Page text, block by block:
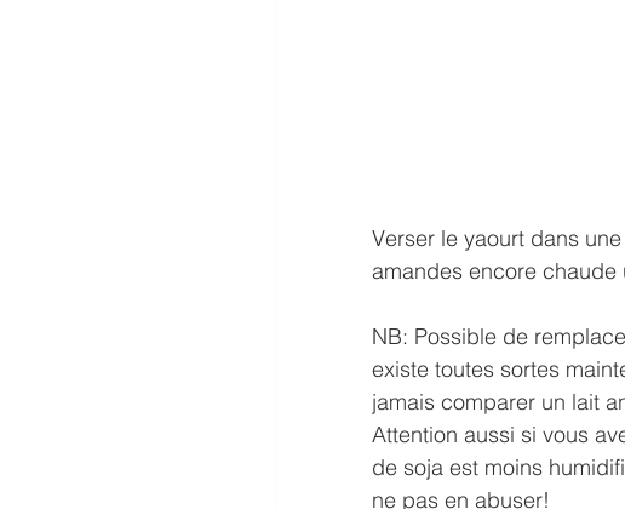
Verser le yaourt dans
amandes encore chaude
NB: Possible de
existe toutes sortes
jamais comparer un lait
Attention aussi si vous
de soja est moins
ne pas en abuser!